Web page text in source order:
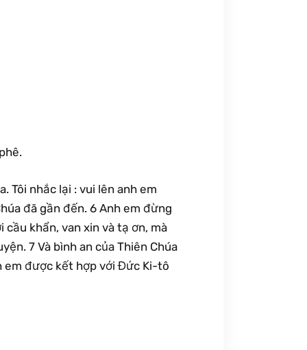
Tôi nhắc lại : vui lên anh em
đã gần đến. 6 Anh em đừng
khẩn, van xin và tạ ơn, mà
7 Và bình an của Thiên Chúa
em được kết hợp với Đức Ki-tô